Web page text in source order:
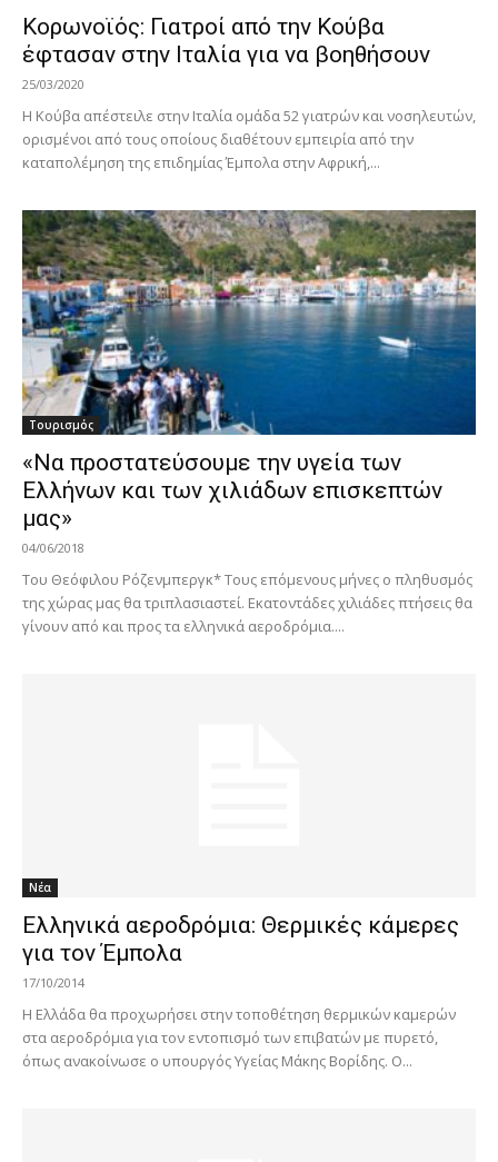
Κορωνοϊός: Γιατροί από την Κούβα
έφτασαν στην Ιταλία για να βοηθήσουν
25/03/2020
Η Κούβα απέστειλε στην Ιταλία ομάδα 52 γιατρών και νοσηλευτών,
ορισμένοι από τους οποίους διαθέτουν εμπειρία από την
καταπολέμηση της επιδημίας Έμπολα στην Αφρική,...
Τουρισμός
«Να προστατεύσουμε την υγεία των
Ελλήνων και των χιλιάδων επισκεπτών
μας»
04/06/2018
Του Θεόφιλου Ρόζενμπεργκ* Τους επόμενους μήνες ο πληθυσμός
της χώρας μας θα τριπλασιαστεί. Εκατοντάδες χιλιάδες πτήσεις θα
γίνουν από και προς τα ελληνικά αεροδρόμια....
Νέα
Ελληνικά αεροδρόμια: Θερμικές κάμερες
για τον Έμπολα
17/10/2014
Η Ελλάδα θα προχωρήσει στην τοποθέτηση θερμικών καμερών
στα αεροδρόμια για τον εντοπισμό των επιβατών με πυρετό,
όπως ανακοίνωσε ο υπουργός Υγείας Μάκης Βορίδης. Ο...